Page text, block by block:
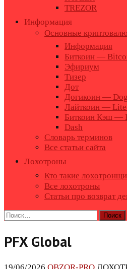
TREZOR
Информация
Основные
Информация
Биткоин —
Эфириум
Тизер
Дот
Догикоин —
Лайткоин —
Биткоин Кэш —
Dash
Словарь терминов
Все статьи сайта
Лохотроны
Кто такие
Все лохотроны
Статьи про возврат
Найти:
PFX Global